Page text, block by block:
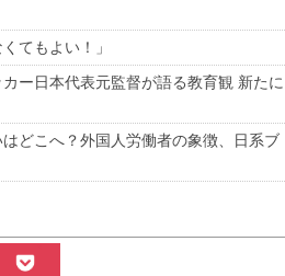
てもよい！」
ー日本代表元監督が語る教育観 新たに
どこへ？外国人労働者の象徴、日系ブ